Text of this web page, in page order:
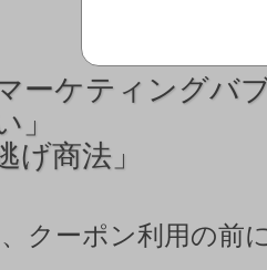
ーケティングバ
」
げ商法」
クーポン利用の前